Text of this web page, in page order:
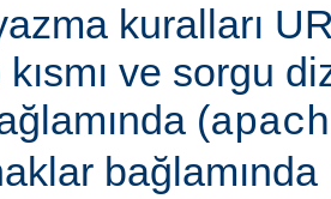
kuralları
ve sorgu
(
bağlamında